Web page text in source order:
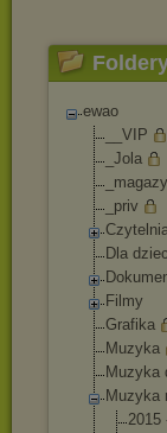
ewao
__VIP
_Jola
_priv
Dla
Filmy
Grafika
Muzyka
Muzyka
Muzyka
2015